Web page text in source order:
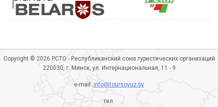
Copyright © 2026 РСТО - Республиканский союз туристических организаций
220030, г. Минск, ул. Интернациональная, 11 - 9
e-mail:info@toursoyuz.by
тел.